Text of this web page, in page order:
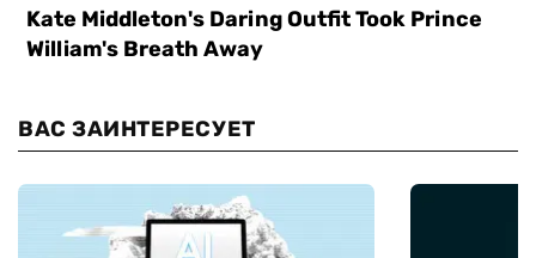
ВАС ЗАИНТЕРЕСУЕТ